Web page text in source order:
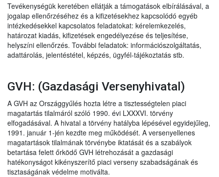
Tevékenységük keretében ellátják a támogatások elbírálásával, a
jogalap ellenőrzéséhez és a kifizetésekhez kapcsolódó egyéb
intézkedésekkel kapcsolatos feladatokat: kérelemkezelés,
határozat kiadás, kifizetések engedélyezése és teljesítése,
helyszíni ellenőrzés. További feladatok: információszolgáltatás,
adattárolás, jelentéstétel, képzés, ügyfél-tájékoztatás stb.
GVH: (Gazdasági Versenyhivatal)
A GVH az Országgyűlés hozta létre a tisztességtelen piaci
magatartás tilalmáról szóló 1990. évi LXXXVI. törvény
elfogadásával. A hivatal a törvény hatályba lépésével egyidejűleg,
1991. január 1-jén kezdte meg működését. A versenyellenes
magatartások tilalmának törvénybe iktatását és a szabályok
betartása felett őrködő GVH létrehozását a gazdasági
hatékonyságot kikényszerítő piaci verseny szabadságának és
tisztaságának védelme motiválta.